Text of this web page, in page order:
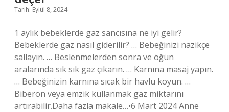
Tarih: Eylül 8, 2024
1 aylık bebeklerde gaz sancısına ne iyi gelir?
Bebeklerde gaz nasıl giderilir? … Bebeğinizi nazikçe
sallayın. … Beslenmelerden sonra ve öğün
aralarında sık sık gaz çıkarın. … Karnına masaj yapın.
… Bebeğinizin karnına sıcak bir havlu koyun. …
Biberon veya emzik kullanmak gaz miktarını
artırabilir.Daha fazla makale…•6 Mart 2024 Anne